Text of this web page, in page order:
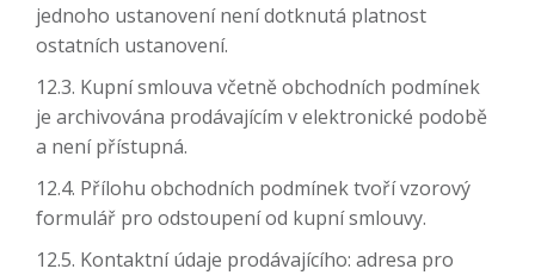
jednoho ustanovení není dotknutá platnost
ostatních ustanovení.
12.3. Kupní smlouva včetně obchodních podmínek
je archivována prodávajícím v elektronické podobě
a není přístupná.
12.4. Přílohu obchodních podmínek tvoří vzorový
formulář pro odstoupení od kupní smlouvy.
12.5. Kontaktní údaje prodávajícího: adresa pro